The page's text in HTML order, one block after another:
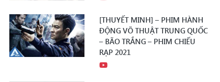
[THUYẾT MINH] – PHIM HÀNH
ĐỘNG VÕ THUẬT TRUNG QUỐC
– BÃO TRẮNG – PHIM CHIẾU
RẠP 2021